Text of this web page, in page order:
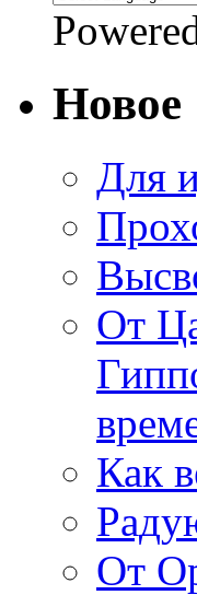
Новое
Для
От
Как
От